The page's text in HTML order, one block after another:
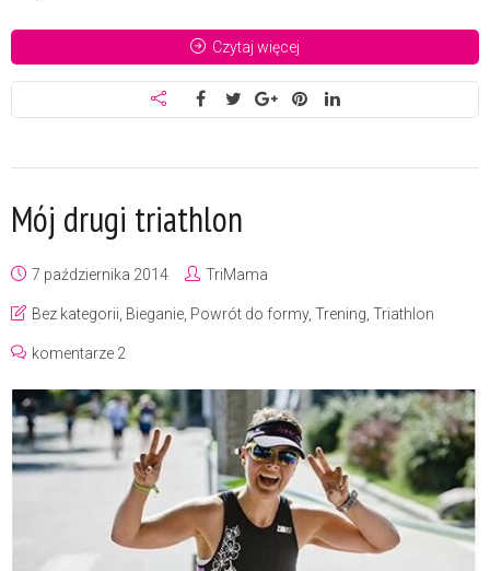
Czytaj więcej
Mój drugi triathlon
7 października 2014 TriMama
Bez kategorii Bieganie Powrót do formy, Trening Triathlon
komentarze 2